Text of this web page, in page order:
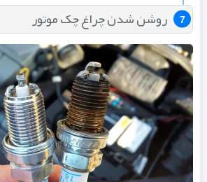
روشن شدن چراغ چک موتور